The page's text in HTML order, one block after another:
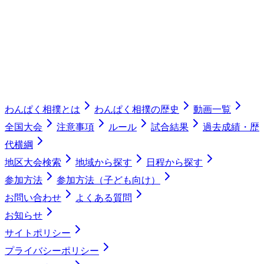
わんぱく相撲とは わんぱく相撲の歴史
動画一覧
全国大会
注意事項 ルール 試合結果
過去成績・歴
代横綱
地区大会検索
地域から探す
日程から探す
参加方法
参加方法（子ども向け）
お問い合わせ
よくある質問
お知らせ
サイトポリシー
プライバシーポリシー